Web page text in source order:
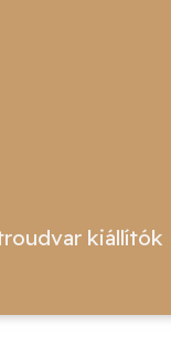
kiállítók